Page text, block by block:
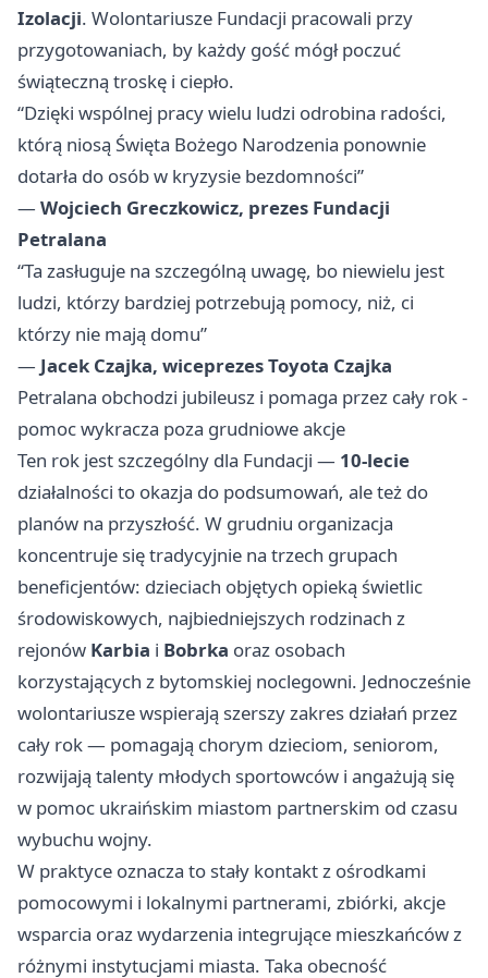
Izolacji. Wolontariusze Fundacji pracowali przy
przygotowaniach, by każdy gość mógł poczuć
świąteczną troskę i ciepło.
“Dzięki wspólnej pracy wielu ludzi odrobina radości,
którą niosą Święta Bożego Narodzenia ponownie
dotarła do osób w kryzysie bezdomności”
— Wojciech Greczkowicz, prezes Fundacji
Petralana
“Ta zasługuje na szczególną uwagę, bo niewielu jest
ludzi, którzy bardziej potrzebują pomocy, niż, ci
którzy nie mają domu”
— Jacek Czajka, wiceprezes Toyota Czajka
Petralana obchodzi jubileusz i pomaga przez cały rok -
pomoc wykracza poza grudniowe akcje
Ten rok jest szczególny dla Fundacji — 10-lecie
działalności to okazja do podsumowań, ale też do
planów na przyszłość. W grudniu organizacja
koncentruje się tradycyjnie na trzech grupach
beneficjentów: dzieciach objętych opieką świetlic
środowiskowych, najbiedniejszych rodzinach z
rejonów Karbia i Bobrka oraz osobach
korzystających z bytomskiej noclegowni. Jednocześnie
wolontariusze wspierają szerszy zakres działań przez
cały rok — pomagają chorym dzieciom, seniorom,
rozwijają talenty młodych sportowców i angażują się
w pomoc ukraińskim miastom partnerskim od czasu
wybuchu wojny.
W praktyce oznacza to stały kontakt z ośrodkami
pomocowymi i lokalnymi partnerami, zbiórki, akcje
wsparcia oraz wydarzenia integrujące mieszkańców z
różnymi instytucjami miasta. Taka obecność